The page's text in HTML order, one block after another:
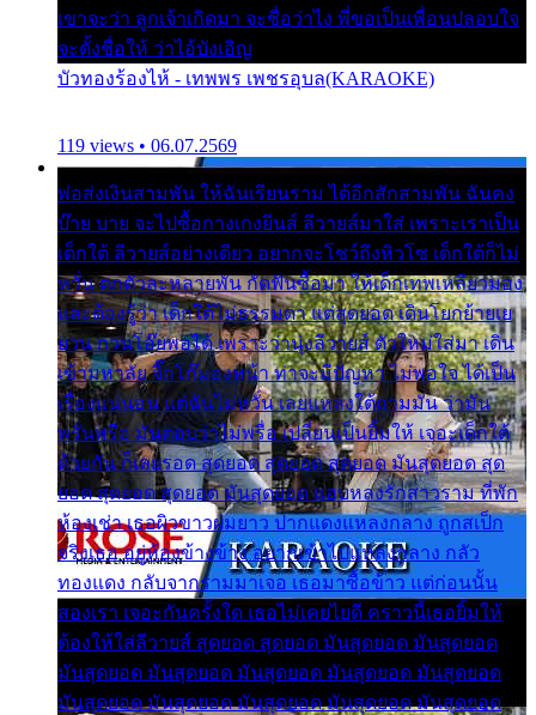
เขาจะว่า ลูกเจ้าเกิดมา จะชื่อว่าไง พี่ขอเป็นเพื่อนปลอบใจ
จะตั้งชื่อให้ ว่าไอ้บังเอิญ
บัวทองร้องไห้ - เทพพร เพชรอุบล(KARAOKE)
119 views • 06.07.2569
พ่อส่งเงินสามพัน ให้ฉันเรียนราม ได้อีกสักสามพัน ฉันคง
บ๊าย บาย จะไปซื้อกางเกงยีนส์ ลีวายส์มาใส่ เพราะเราเป็น
เด็กใต้ ลีวายส์อย่างเดียว อยากจะโชว์ถึงหิวโซ เด็กใต้ก็ไม่
หวั่น ตกตัวละหลายพัน กัดฟันซื้อมา ให้เด็กเทพเหลียวมอง
และต้องรู้ว่า เด็กใต้ไม่ธรรมดา แต่สุดยอด เดินโยกย้ายเย
ยวน กวนโอ๊ยพอได้ เพราะว่านุ่งลีวายส์ ตัวใหม่ใส่มา เดิน
เข้ามหาลัย จิ๊กโก๊มองหน้า ท่าจะมีปัญหา ไม่พอใจ ได้เป็น
เรื่องแน่นอน แต่ฉันไม่หวั่น เลยแหลงใต้ถามมัน ว่ามัน
พรั่นพรือ มันตอบว่าไม่พรื่อ เปลี่ยนเป็นยิ้มให้ เจอะเด็กใต้
ด้วยกัน ก็เลยรอด สุดยอด สุดยอด สุดยอด มันสุดยอด สุด
ยอด สุดยอด สุดยอด มันสุดยอด แอบหลงรักสาวราม ที่พัก
ห้องเช่า เธอผิวขาวผมยาว ปากแดงแหลงกลาง ถูกสเป็ก
จริงเธอ อยู่ห้องข้างข้าง อยากเข้าไปแหลงกลาง กลัว
ทองแดง กลับจากรามมาเจอ เธอมาซื้อข้าว แต่ก่อนนั้น
สองเรา เจอะกันครั้งใด เธอไม่เคยไยดี คราวนี้เธอยิ้มให้
ต้องให้ใส่ลีวายส์ สุดยอด สุดยอด มันสุดยอด มันสุดยอด
มันสุดยอด มันสุดยอด มันสุดยอด มันสุดยอด มันสุดยอด
มันสุดยอด มันสุดยอด มันสุดยอด มันสุดยอด มันสุดยอด